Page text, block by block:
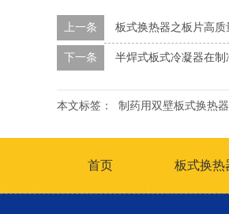
上一条 板式换热器之板片高质
下一条 半焊式板式冷凝器在制
本文标签： 制药用双壁板式换热
首页 板式换热